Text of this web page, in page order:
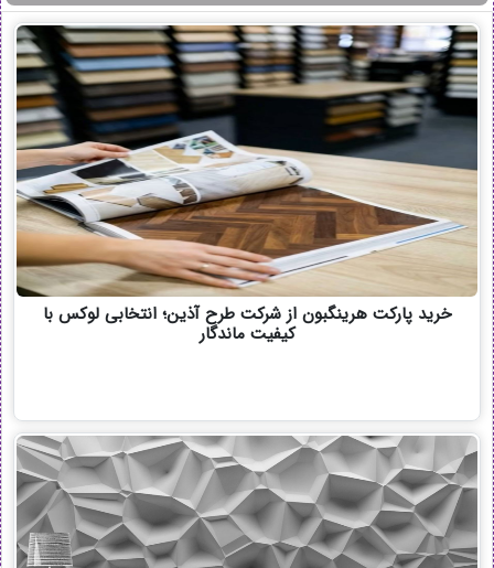
خرید پارکت هرینگبون از شرکت طرح آذین؛ انتخابی لوکس با
کیفیت ماندگار